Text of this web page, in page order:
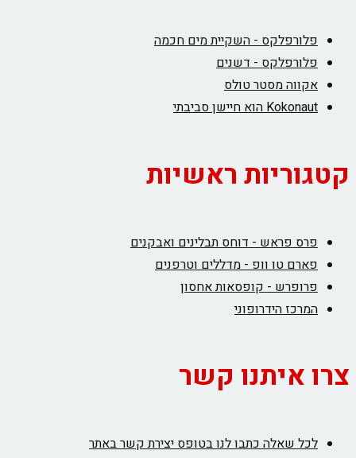
פלורפלקס - השקיית מים חכמה
פלורפלקס - דשנים
אקווה מסטר טולס
Kokonaut הוא חיישן סביבתי
קטגוריות ראשיות
פרס פראש - דוחס תבלינים ואבקנים
פארם טו וופ - מדללים וטרפנים
פרופרש - קופסאות אחסון
המרכז הידרופוני
צרו איתנו קשר
לכל שאלה כתבו לנו בטופס יצירת קשר באתר